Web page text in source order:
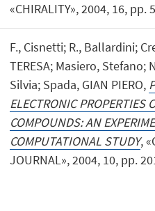
«CHIRALITY», 2004, 16,
F., Cisnetti; R., Ballardini;
TERESA; Masiero, Stefano;
Silvia; Spada, GIAN PIERO,
ELECTRONIC PROPERTIES
COMPOUNDS: AN
COMPUTATIONAL STUDY,
JOURNAL», 2004, 10, pp.